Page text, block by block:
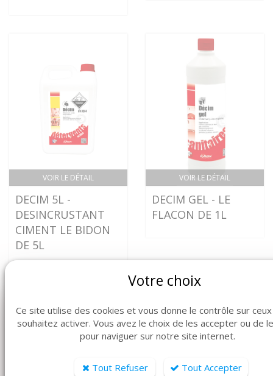
VOIR LE DÉTAIL
DECIM 5L -
DESINCRUSTANT
CIMENT LE BIDON
DE 5L
VOIR LE DÉTAIL
DECIM GEL - LE
FLACON DE 1L
Votre choix
Ce site utilise des cookies et vous donne le contrôle sur
souhaitez activer. Vous avez le choix de les accepter ou de
pour naviguer sur notre site internet.
Tout Refuser Tout Accepter